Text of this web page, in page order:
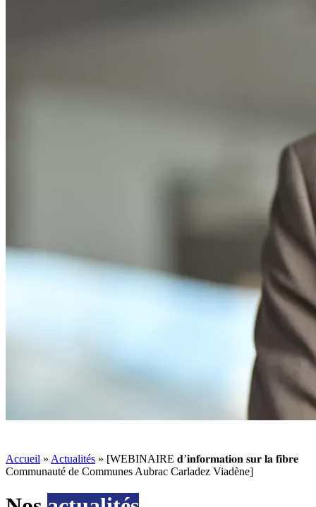
Accueil » Actualités » [WEBINAIRE 𝐝’𝐢𝐧𝐟𝐨𝐫𝐦𝐚𝐭𝐢𝐨𝐧 𝐬𝐮𝐫 𝐥𝐚 𝐟𝐢𝐛𝐫𝐞
Communauté de Communes Aubrac Carladez Viadène]